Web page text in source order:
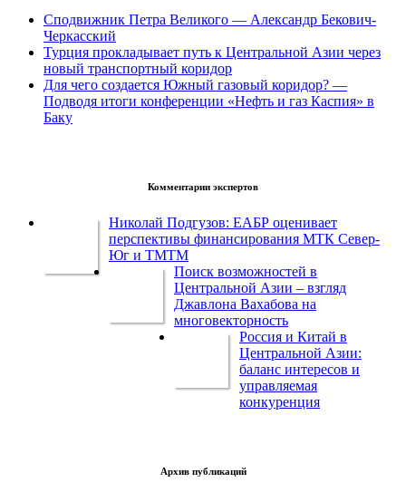
Сподвижник Петра Великого — Александр Бекович-
Черкасский
Турция прокладывает путь к Центральной Азии через
новый транспортный коридор
Для чего создается Южный газовый коридор? —
Подводя итоги конференции «Нефть и газ Каспия» в
Баку
Комментарии экспертов
Николай Подгузов: ЕАБР оценивает
перспективы финансирования МТК Север-
Юг и ТМТМ
Поиск возможностей в
Центральной Азии – взгляд
Джавлона Вахабова на
многовекторность
Россия и Китай в
Центральной Азии:
баланс интересов и
управляемая
конкуренция
Архив публикаций